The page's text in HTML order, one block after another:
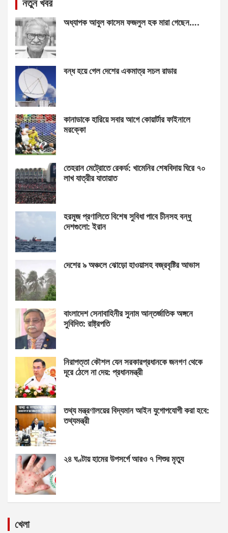
নতুন খবর
অধ্যাপক আবুল কাসেম ফজলুল হক মারা গেছেন….
বন্ধ হয়ে গেল দেশের একমাত্র সচল রাডার
কানাডাকে হারিয়ে সবার আগে কোয়ার্টার ফাইনালে
মরক্কো
তেহরান মেট্রোতে রেকর্ড: খামেনির শেষবিদায় ঘিরে ৭০
লাখ যাত্রীর যাতায়াত
হরমুজ প্রণালিতে বিশেষ সুবিধা পাবে চীনসহ বন্ধু
দেশগুলো: ইরান
দেশের ৯ অঞ্চলে ঝোড়ো হাওয়াসহ বজ্রবৃষ্টির আভাস
বাংলাদেশ সেনাবাহিনীর সুনাম আন্তর্জাতিক অঙ্গনে
সুবিদিত: রাষ্ট্রপতি
নিরাপত্তা কৌশল যেন সরকারপ্রধানকে জনগণ থেকে
দূরে ঠেলে না দেয়: প্রধানমন্ত্রী
তথ্য মন্ত্রণালয়ের বিদ্যমান আইন যুগোপযোগী করা হবে:
তথ্যমন্ত্রী
২৪ ঘণ্টায় হামের উপসর্গে আরও ৭ শিশুর মৃত্যু
খেলা